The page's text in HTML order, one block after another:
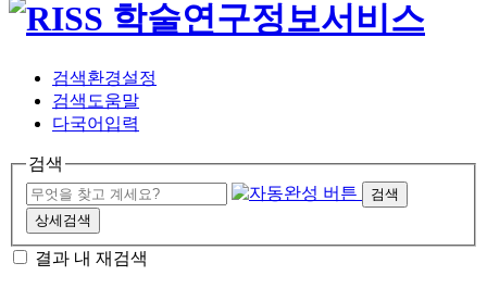
검색환경설정
검색도움말
다국어입력
검색
검색
상세검색
결과 내 재검색